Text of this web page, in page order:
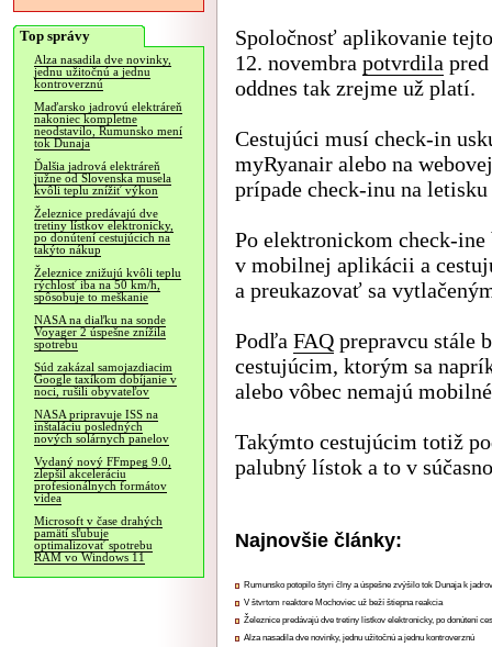
Top správy
Alza nasadila dve novinky,
jednu užitočnú a jednu
kontroverznú
Maďarsko jadrovú elektráreň
nakoniec kompletne
neodstavilo, Rumunsko mení
tok Dunaja
Ďalšia jadrová elektráreň
južne od Slovenska musela
kvôli teplu znížiť výkon
Železnice predávajú dve
tretiny lístkov elektronicky,
po donútení cestujúcich na
takýto nákup
Železnice znižujú kvôli teplu
rýchlosť iba na 50 km/h,
spôsobuje to meškanie
NASA na diaľku na sonde
Voyager 2 úspešne znížila
spotrebu
Súd zakázal samojazdiacim
Google taxíkom dobíjanie v
noci, rušili obyvateľov
NASA pripravuje ISS na
inštaláciu posledných
nových solárnych panelov
Vydaný nový FFmpeg 9.0,
zlepšil akceleráciu
profesionálnych formátov
videa
Microsoft v čase drahých
pamätí sľubuje
optimalizovať spotrebu
RAM vo Windows 11
Spoločnosť aplikovanie
12. novembra potvrdila
oddnes tak zrejme už platí.
Cestujúci musí check-in
myRyanair alebo na
prípade check-inu na
Po elektronickom check-
v mobilnej aplikácii a
a preukazovať sa
Podľa FAQ prepravcu stále
cestujúcim, ktorým sa
alebo vôbec nemajú
Takýmto cestujúcim totiž
palubný lístok a to v
Najnovšie články:
Rumunsko potopilo štyri člny a úspešne zvýšilo tok Dunaja k
V štvrtom reaktore Mochoviec už beží štiepna reakcia
Železnice predávajú dve tretiny lístkov elektronicky, po donútení
Alza nasadila dve novinky, jednu užitočnú a jednu kontroverznú